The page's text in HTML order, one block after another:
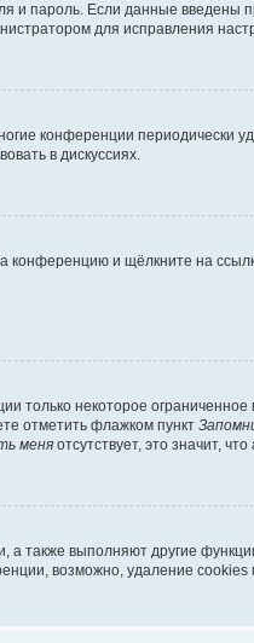
и пароль. Если данные
для исправления
конференции
в дискуссиях.
конференцию и щёлкните на
только некоторое
отметить флажком пункт
меня отсутствует, это значит,
также выполняют другие
возможно, удаление cookies